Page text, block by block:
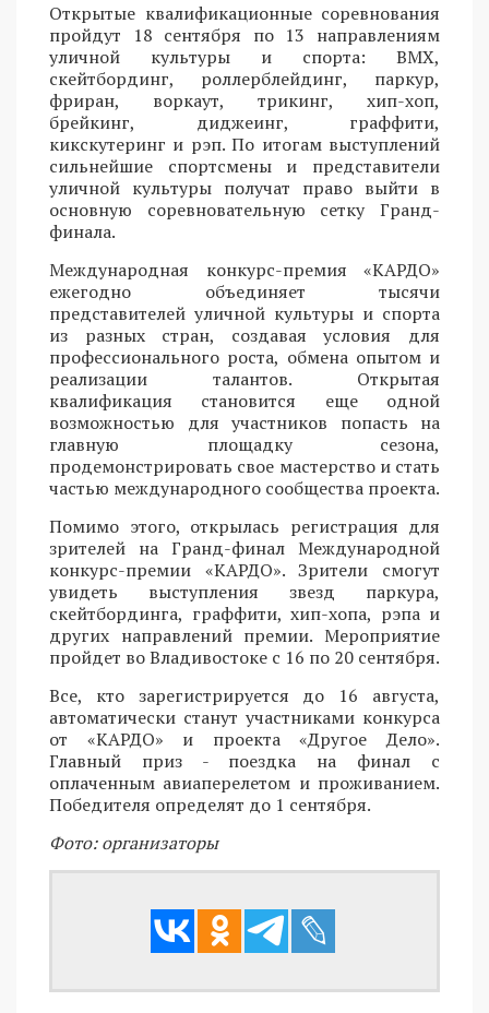
Открытые квалификационные соревнования
пройдут 18 сентября по 13 направлениям
уличной культуры и спорта: BMX,
скейтбординг, роллерблейдинг, паркур,
фриран, воркаут, трикинг, хип-хоп,
брейкинг, диджеинг, граффити,
кикскутеринг и рэп. По итогам выступлений
сильнейшие спортсмены и представители
уличной культуры получат право выйти в
основную соревновательную сетку Гранд-
финала.
Международная конкурс-премия «КАРДО»
ежегодно объединяет тысячи
представителей уличной культуры и спорта
из разных стран, создавая условия для
профессионального роста, обмена опытом и
реализации талантов. Открытая
квалификация становится еще одной
возможностью для участников попасть на
главную площадку сезона,
продемонстрировать свое мастерство и стать
частью международного сообщества проекта.
Помимо этого, открылась регистрация для
зрителей на Гранд-финал Международной
конкурс-премии «КАРДО». Зрители смогут
увидеть выступления звезд паркура,
скейтбординга, граффити, хип-хопа, рэпа и
других направлений премии. Мероприятие
пройдет во Владивостоке с 16 по 20 сентября.
Все, кто зарегистрируется до 16 августа,
автоматически станут участниками конкурса
от «КАРДО» и проекта «Другое Дело».
Главный приз - поездка на финал с
оплаченным авиаперелетом и проживанием.
Победителя определят до 1 сентября.
Фото: организаторы